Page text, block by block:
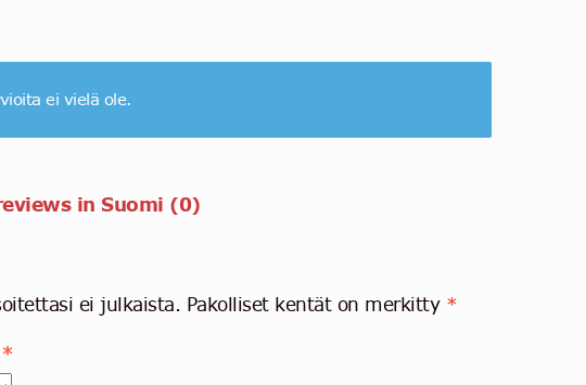
ei vielä ole.
in Suomi (0)
ei julkaista. Pakolliset kentät on merkitty *
*